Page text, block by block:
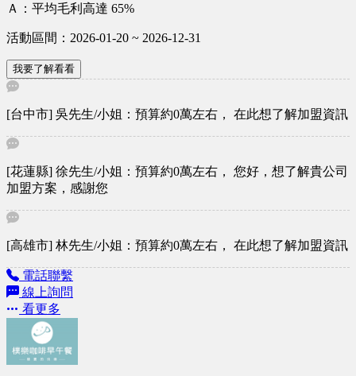
Ａ：平均毛利高達 65%
活動區間：2026-01-20 ~ 2026-12-31
我要了解看看
[台中市] 吳先生/小姐：預算約0萬左右， 在此想了解加盟資訊
[花蓮縣] 徐先生/小姐：預算約0萬左右， 您好，想了解貴公司
加盟方案，感謝您
[高雄市] 林先生/小姐：預算約0萬左右， 在此想了解加盟資訊
電話聯繫
線上詢問
看更多